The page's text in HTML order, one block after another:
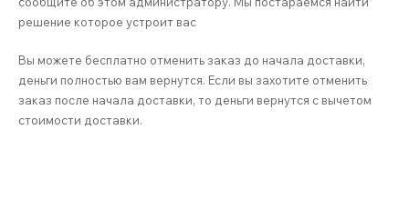
решение которое устроит вас
Вы можете бесплатно отменить заказ до начала доставки,
деньги полностью вам вернутся. Если вы захотите отменить
заказ после начала доставки, то деньги вернутся с вычетом
стоимости доставки.